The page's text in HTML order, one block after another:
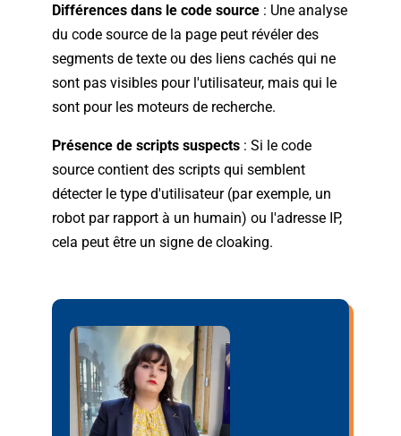
Différences dans le code source : Une analyse
du code source de la page peut révéler des
segments de texte ou des liens cachés qui ne
sont pas visibles pour l'utilisateur, mais qui le
sont pour les moteurs de recherche.
Présence de scripts suspects: Si le code
source contient des scripts qui semblent
détecter le type d'utilisateur (par exemple, un
robot par rapport à un humain) ou l'adresse IP,
cela peut être un signe de cloaking.